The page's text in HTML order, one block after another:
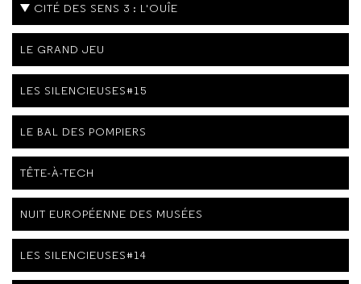
CITÉ DES SENS 3 : L'OUÎE
LE GRAND JEU
LES SILENCIEUSES#15
LE BAL DES POMPIERS
TÊTE-À-TECH
NUIT EUROPÉENNE DES MUSÉES
LES SILENCIEUSES#14